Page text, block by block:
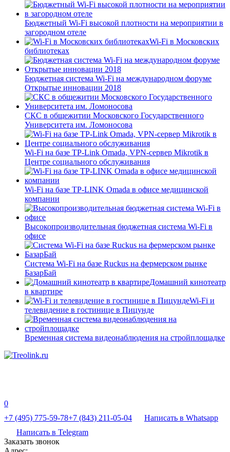
Бюджетный Wi-Fi высокой плотности на мероприятии в
загородном отеле
Wi-Fi в Московских
библиотеках
Бюджетная система Wi-Fi на международном форуме
Открытые инновации 2018
СКС в общежитии Московского Государственного
Университета им. Ломоносова
Wi-Fi на базе TP-Link Omada, VPN-сервер Mikrotik в
Центре социального обслуживания
Wi-Fi на базе TP-LINK Omada в офисе медицинской
компании
Высокопроизводительная бюджетная система Wi-Fi в
офисе
Система Wi-Fi на базе Ruckus на фермерском рынке
БазарБай
Домашний кинотеатр
в квартире
Wi-Fi и
телевидение в гостинице в Пицунде
Временная система видеонаблюдения на стройплощадке
0
+7 (495) 775-59-78+7 (843) 211-05-04
Написать в Whatsapp
Написать в Telegram
Заказать звонок